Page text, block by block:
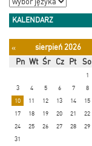
KALENDARZ
« sierpień 2026
Pn Wt Śr Cz Pt So
1
3
4 5 6 7 8
10
11 12 13 14 15
17
18 19 20 21 22
24
25 26 27 28 29
31